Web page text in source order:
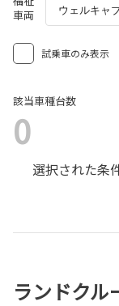
車両
試乗車のみ表示
該当車種台数
0
選択された条
ランドクル